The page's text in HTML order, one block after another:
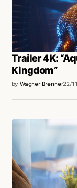
Trailer 4K:
Kingdom”
by Wagner Brenner22/